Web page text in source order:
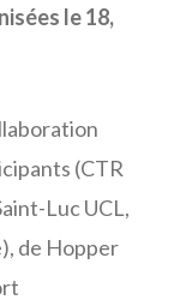
le 18,
(CTR
Luc UCL,
de Hopper